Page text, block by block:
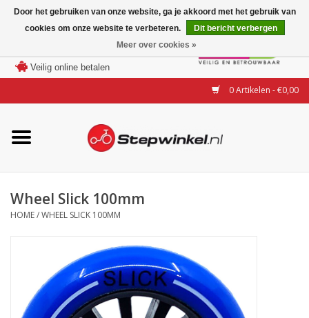
Veilig online betalen
0 Artikelen - €0,00
Merken
Modellen
Accessoires
Steps huren of uitproberen
Wheel Slick 100mm
HOME/WHEEL SLICK 100MM
Door het gebruiken van onze website, ga je akkoord met het gebruik van
cookies om onze website te verbeteren.
Dit bericht verbergen
Meer over cookies »